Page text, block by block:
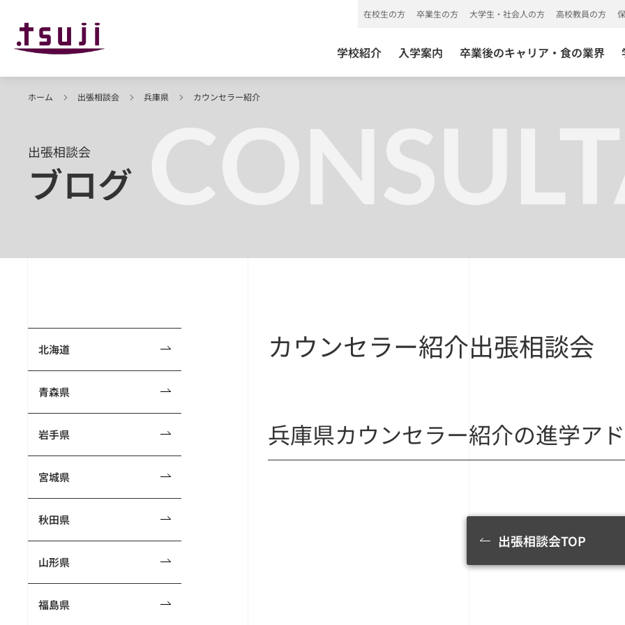
学校紹介 入学案内 卒業後のキャリア・食の業界
在校生の方 卒業生の方 大学生・社会人の方 高校教員の方
ホーム 出張相談会 兵庫県 カウンセラー紹介
出張相談会
ブログ
北海道
青森県
岩手県
宮城県
秋田県
山形県
福島県
カウンセラー紹介出張相談会
兵庫県カウンセラー紹介の進学ア
出張相談会TOP